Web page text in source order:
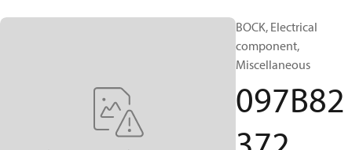
BOCK, Electrical
component,
Miscellaneous
097B82